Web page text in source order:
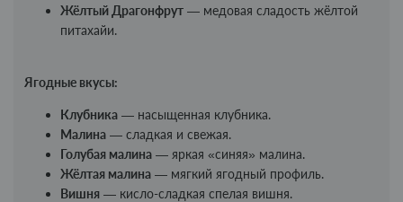
Жёлтый Драгонфрут — медовая сладость жёлтой
питахайи.
Ягодные вкусы:
Клубника — насыщенная клубника.
Малина — сладкая и свежая.
Голубая малина — яркая «синяя» малина.
Жёлтая малина — мягкий ягодный профиль.
Вишня — кисло-сладкая спелая вишня.